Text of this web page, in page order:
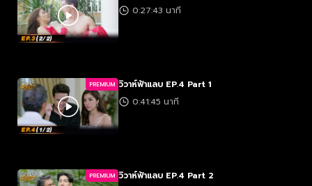
0:27:43 นาที
PREMIUM วิวาห์ฟ้าแลบ EP.4 Part 1
0:41:45 นาที
PREMIUM วิวาห์ฟ้าแลบ EP.4 Part 2